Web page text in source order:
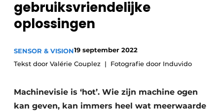
Vacature aanmelden
Vacatures
gebruiksvriendelijke
oplossingen
SENSOR & VISION19 september 2022
Tekst door Valérie Couplez
Fotografie door Induvido
Machinevisie is ‘hot’. Wie zijn machine ogen
kan geven, kan immers heel wat meerwaarde